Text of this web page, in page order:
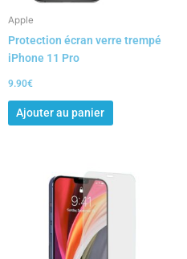
Apple
Protection écran verre trempé
iPhone 11 Pro
9.90€
Ajouter au panier